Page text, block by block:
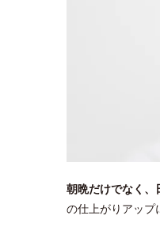
朝晩だけでなく、
の仕上がりアップ